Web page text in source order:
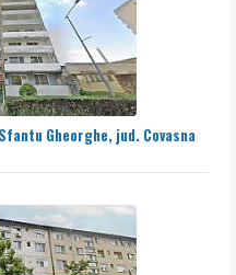
Gheorghe, jud. Covasna